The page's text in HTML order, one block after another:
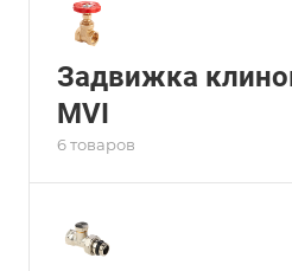
Задвижка
MVI
6 товаров